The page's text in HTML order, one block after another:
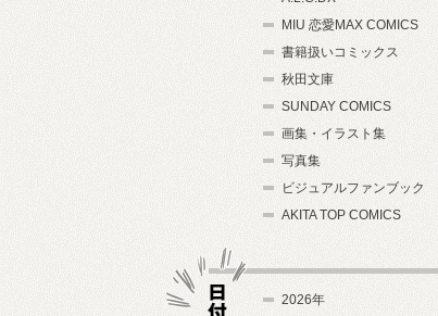
MIU 恋愛MAX COMICS
書籍扱いコミックス
秋田文庫
SUNDAY COMICS
画集・イラスト集
写真集
ビジュアルファンブック
AKITA TOP COMICS
2026年